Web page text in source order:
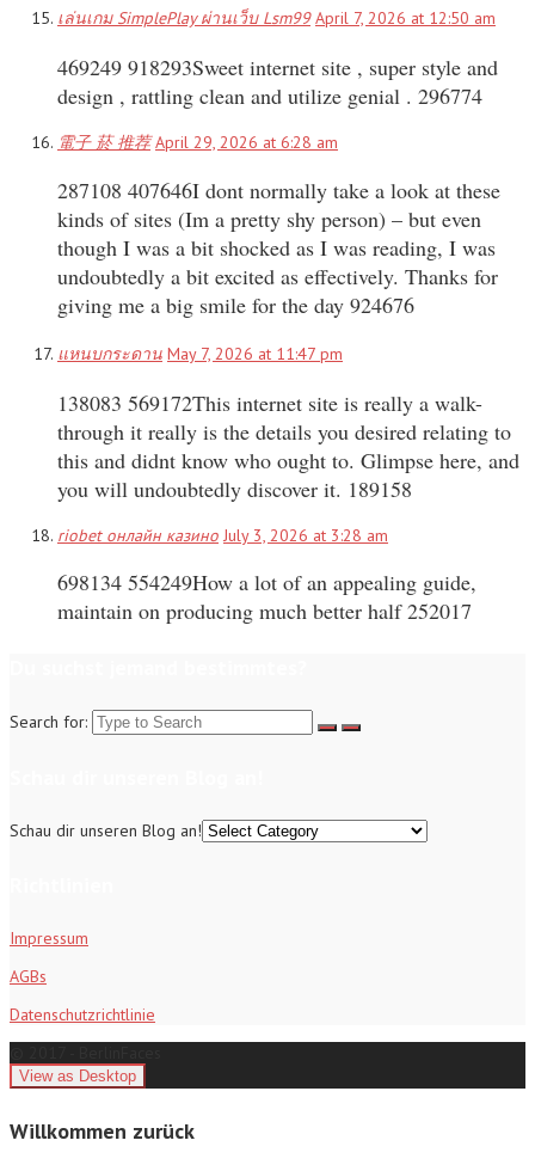
เล่นเกม SimplePlay ผ่านเว็บ Lsm99 April 7, 2026 at 12:50 am
469249 918293Sweet internet site , super style and
design , rattling clean and utilize genial . 296774
電子 菸 推荐 April 29, 2026 at 6:28 am
287108 407646I dont normally take a look at these
kinds of sites (Im a pretty shy person) – but even
though I was a bit shocked as I was reading, I was
undoubtedly a bit excited as effectively. Thanks for
giving me a big smile for the day 924676
แหนบกระดาน May 7, 2026 at 11:47 pm
138083 569172This internet site is really a walk-
through it really is the details you desired relating to
this and didnt know who ought to. Glimpse here, and
you will undoubtedly discover it. 189158
riobet онлайн казино July 3, 2026 at 3:28 am
698134 554249How a lot of an appealing guide,
maintain on producing much better half 252017
Search for:
Schau dir unseren Blog an!
Impressum
AGBs
Datenschutzrichtlinie
Willkommen zurück